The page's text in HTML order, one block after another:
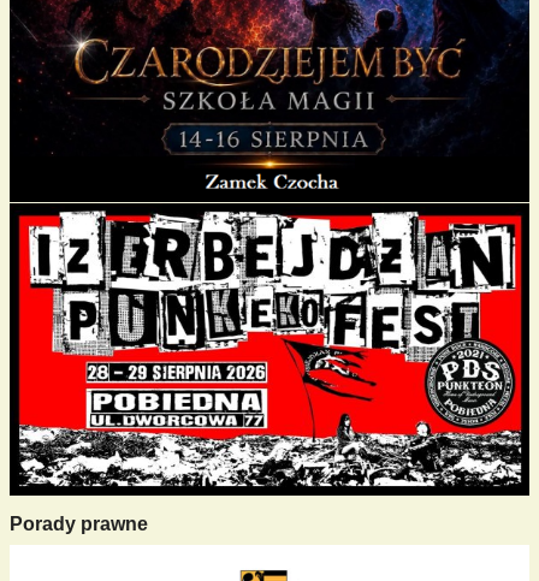
Porady prawne